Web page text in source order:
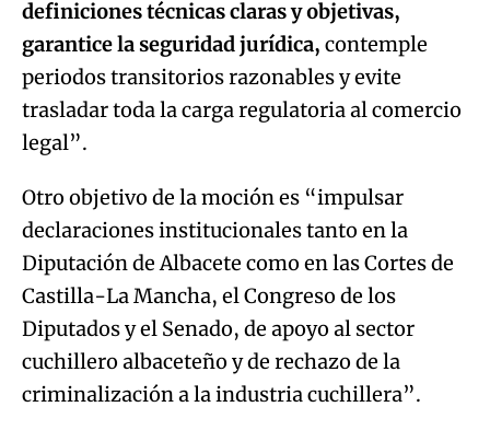
definiciones técnicas claras y objetivas,
garantice la seguridad jurídica, contemple
periodos transitorios razonables y evite
trasladar toda la carga regulatoria al comercio
legal”.
Otro objetivo de la moción es “impulsar
declaraciones institucionales tanto en la
Diputación de Albacete como en las Cortes de
Castilla-La Mancha, el Congreso de los
Diputados y el Senado, de apoyo al sector
cuchillero albaceteño y de rechazo de la
criminalización a la industria cuchillera”.